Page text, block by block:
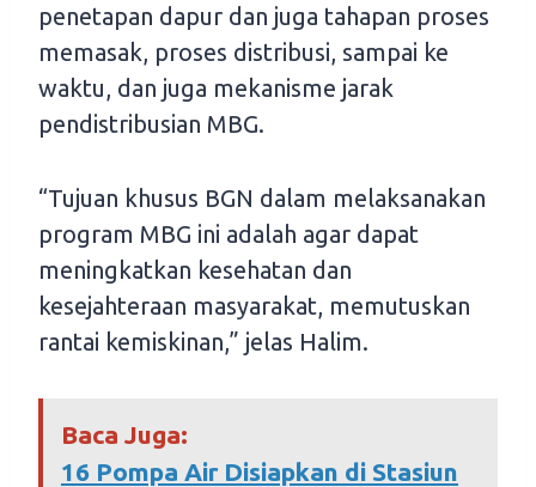
penetapan dapur dan juga tahapan proses
memasak, proses distribusi, sampai ke
waktu, dan juga mekanisme jarak
pendistribusian MBG.
“Tujuan khusus BGN dalam melaksanakan
program MBG ini adalah agar dapat
meningkatkan kesehatan dan
kesejahteraan masyarakat, memutuskan
rantai kemiskinan,” jelas Halim.
Baca Juga:
16 Pompa Air Disiapkan di Stasiun